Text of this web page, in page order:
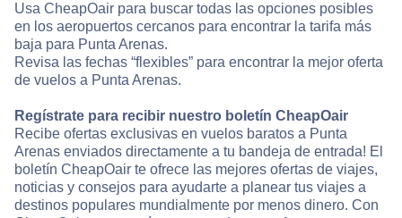
Usa CheapOair para buscar todas las opciones posibles
en los aeropuertos cercanos para encontrar la tarifa más
baja para Punta Arenas.
Revisa las fechas “flexibles” para encontrar la mejor oferta
de vuelos a Punta Arenas.
Regístrate para recibir nuestro boletín CheapOair
Recibe ofertas exclusivas en vuelos baratos a Punta
Arenas enviados directamente a tu bandeja de entrada! El
boletín CheapOair te ofrece las mejores ofertas de viajes,
noticias y consejos para ayudarte a planear tus viajes a
destinos populares mundialmente por menos dinero. Con